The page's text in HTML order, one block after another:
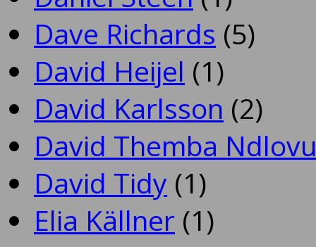
Dave Richards (5)
David Heijel (1)
David Karlsson (2)
David Themba
David Tidy (1)
Elia Källner (1)